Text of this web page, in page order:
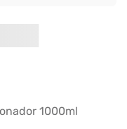
1000ml